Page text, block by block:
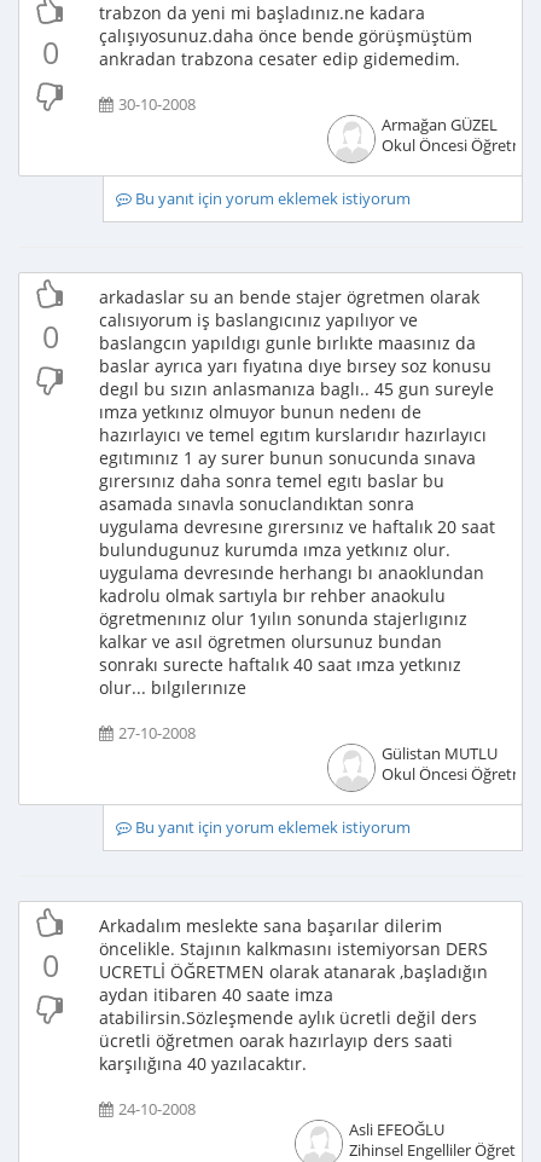
0
trabzon da yeni mi başladınız.ne kadara
çalışıyosunuz.daha önce bende görüşmüştüm
ankradan trabzona cesater edip gidemedim.
30-10-2008
Armağan GÜZEL
Okul Öncesi
Bu yanıt için yorum eklemek istiyorum
0
arkadaslar su an bende stajer ögretmen olarak
calısıyorum iş baslangıcınız yapılıyor ve
baslangcın yapıldıgı gunle bırlıkte maasınız da
baslar ayrıca yarı fıyatına dıye bırsey soz konusu
degıl bu sızın anlasmanıza baglı.. 45 gun sureyle
ımza yetkınız olmuyor bunun nedenı de
hazırlayıcı ve temel egıtım kurslarıdır hazırlayıcı
egıtımınız 1 ay surer bunun sonucunda sınava
gırersınız daha sonra temel egıtı baslar bu
asamada sınavla sonuclandıktan sonra
uygulama devresıne gırersınız ve haftalık 20 saat
bulundugunuz kurumda ımza yetkınız olur.
uygulama devresınde herhangı bı anaoklundan
kadrolu olmak sartıyla bır rehber anaokulu
ögretmenınız olur 1yılın sonunda stajerlıgınız
kalkar ve asıl ögretmen olursunuz bundan
sonrakı surecte haftalık 40 saat ımza yetkınız
olur... bılgılerınıze
27-10-2008
Gülistan MUTLU
Okul Öncesi
Bu yanıt için yorum eklemek istiyorum
0
Arkadalım meslekte sana başarılar dilerim
öncelikle. Stajının kalkmasını istemiyorsan DERS
UCRETLİ ÖĞRETMEN olarak atanarak ,başladığın
aydan itibaren 40 saate imza
atabilirsin.Sözleşmende aylık ücretli değil ders
ücretli öğretmen oarak hazırlayıp ders saati
karşılığına 40 yazılacaktır.
24-10-2008
Asli EFEOĞLU
Zihinsel Engelliler